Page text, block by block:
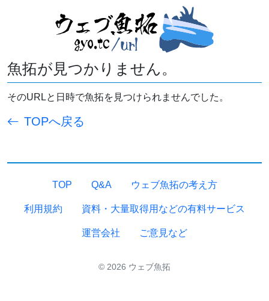
魚拓が見つかりません。
そのURLと日時で魚拓を見つけられませんでした。
TOPへ戻る
TOP Q&A ウェブ魚拓の考え方
利用規約 資料・大量取得用などの有料サービス
運営会社 ご意見など
© 2026 ウェブ魚拓